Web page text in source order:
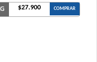
$27.900 COMPRAR